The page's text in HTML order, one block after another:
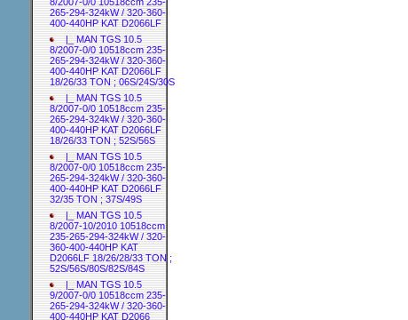
265-294-324kW / 320-360-
400-440HP KAT D2066LF
|_ MAN TGS 10.5
8/2007-0/0 10518ccm 235-
265-294-324kW / 320-360-
400-440HP KAT D2066LF
18/26/33 TON ; 06S/24S/30S
|_ MAN TGS 10.5
8/2007-0/0 10518ccm 235-
265-294-324kW / 320-360-
400-440HP KAT D2066LF
18/26/33 TON ; 52S/56S
|_ MAN TGS 10.5
8/2007-0/0 10518ccm 235-
265-294-324kW / 320-360-
400-440HP KAT D2066LF
32/35 TON ; 37S/49S
|_ MAN TGS 10.5
8/2007-10/2010 10518ccm
235-265-294-324kW / 320-
360-400-440HP KAT
D2066LF 18/26/28/33 TON ;
52S/56S/80S/82S/84S
|_ MAN TGS 10.5
9/2007-0/0 10518ccm 235-
265-294-324kW / 320-360-
400-440HP KAT D2066